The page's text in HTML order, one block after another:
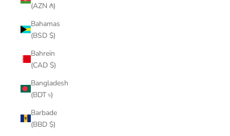
(AZN ₼)
Bahamas
(BSD $)
Bahreïn
(CAD $)
Bangladesh
(BDT ৳)
Barbade
(BBD $)